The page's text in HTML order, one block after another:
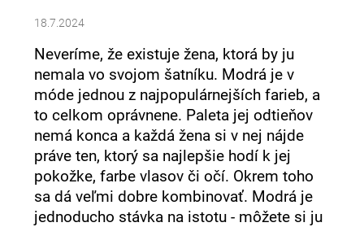
18.7.2024
Neveríme, že existuje žena, ktorá by ju
nemala vo svojom šatníku. Modrá je v
móde jednou z najpopulárnejších farieb, a
to celkom oprávnene. Paleta jej odtieňov
nemá konca a každá žena si v nej nájde
práve ten, ktorý sa najlepšie hodí k jej
pokožke, farbe vlasov či očí. Okrem toho
sa dá veľmi dobre kombinovať. Modrá je
jednoducho stávka na istotu - môžete si ju